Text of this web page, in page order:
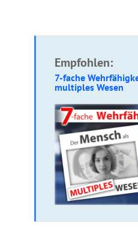
Empfohlen:
7-fache
multiples Wesen